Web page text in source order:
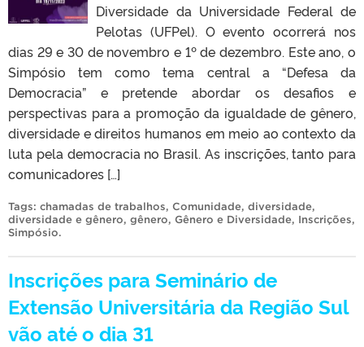
Diversidade da Universidade Federal de
Pelotas (UFPel). O evento ocorrerá nos
dias 29 e 30 de novembro e 1º de dezembro. Este ano, o
Simpósio tem como tema central a “Defesa da
Democracia” e pretende abordar os desafios e
perspectivas para a promoção da igualdade de gênero,
diversidade e direitos humanos em meio ao contexto da
luta pela democracia no Brasil. As inscrições, tanto para
comunicadores […]
Tags: chamadas de trabalhos, Comunidade, diversidade,
diversidade e gênero, gênero, Gênero e Diversidade, Inscrições,
Simpósio.
Inscrições para Seminário de
Extensão Universitária da Região Sul
vão até o dia 31